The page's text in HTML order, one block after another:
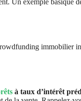
Un exemple basique
immobilier
à taux d’intérêt